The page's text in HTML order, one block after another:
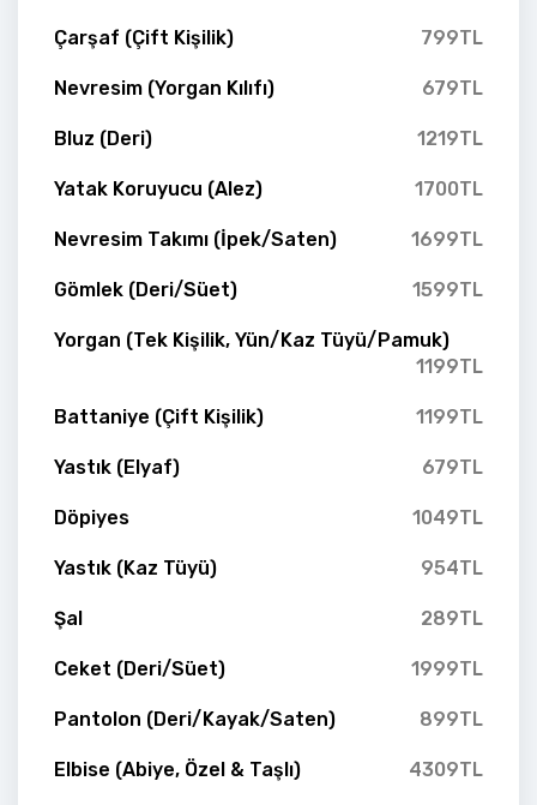
Çarşaf (Çift Kişilik) 799TL
Nevresim (Yorgan Kılıfı) 679TL
Bluz (Deri) 1219TL
Yatak Koruyucu (Alez) 1700TL
Nevresim Takımı (İpek/Saten) 1699TL
Gömlek (Deri/Süet) 1599TL
Yorgan (Tek Kişilik, Yün/Kaz Tüyü/Pamuk)
1199TL
Battaniye (Çift Kişilik) 1199TL
Yastık (Elyaf) 679TL
Döpiyes 1049TL
Yastık (Kaz Tüyü) 954TL
Şal 289TL
Ceket (Deri/Süet) 1999TL
Pantolon (Deri/Kayak/Saten) 899TL
Elbise (Abiye, Özel & Taşlı) 4309TL